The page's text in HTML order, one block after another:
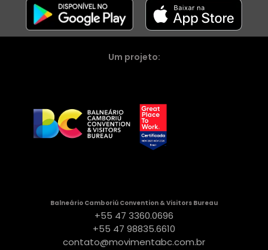
Um projeto:
Balneário Camboriú Convention & Visitors Bureau
+55 47 3360.0696
+55 47 98835.6610
contato@movimentabc.com.br